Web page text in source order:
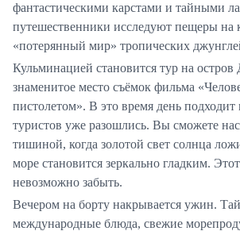
фантастическими карстами и тайными
путешественники исследуют пещеры на
«потерянный мир» тропических
Кульминацией становится тур на
знаменитое место съёмок фильма
пистолетом». В это время день подходит
туристов уже разошлись. Вы сможете
тишиной, когда золотой свет солнца
море становится зеркально гладким.
невозможно забыть.
Вечером на борту накрывается ужин.
международные блюда, свежие